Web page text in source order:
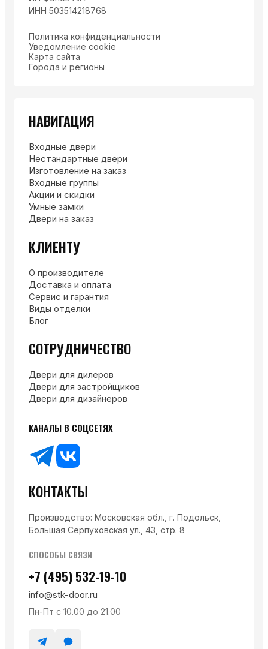
ИНН 503514218768
Политика конфиденциальности
Уведомление cookie
Карта сайта
Города и регионы
НАВИГАЦИЯ
Входные двери
Нестандартные двери
Изготовление на заказ
Входные группы
Акции и скидки
Умные замки
Двери на заказ
КЛИЕНТУ
О производителе
Доставка и оплата
Сервис и гарантия
Виды отделки
Блог
СОТРУДНИЧЕСТВО
Двери для дилеров
Двери для застройщиков
Двери для дизайнеров
КАНАЛЫ В СОЦСЕТЯХ
КОНТАКТЫ
Производство: Московская обл., г. Подольск,
Большая Серпуховская ул., 43, стр. 8
СПОСОБЫ СВЯЗИ
+7 (495) 532-19-10
info@stk-door.ru
Пн-Пт с 10.00 до 21.00